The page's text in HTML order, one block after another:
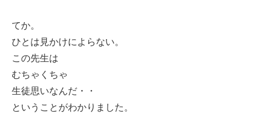
てか。
ひとは見かけによらない。
この先生は
むちゃくちゃ
生徒思いなんだ・・
ということがわかりました。